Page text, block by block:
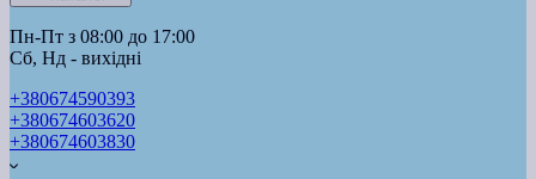
Пн-Пт з 08:00 до 17:00
Сб, Нд - вихідні
+380674590393
+380674603620
+380674603830